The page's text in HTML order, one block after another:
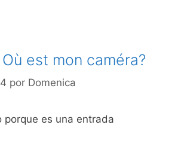
est mon caméra?
por Domenica
porque es una entrada